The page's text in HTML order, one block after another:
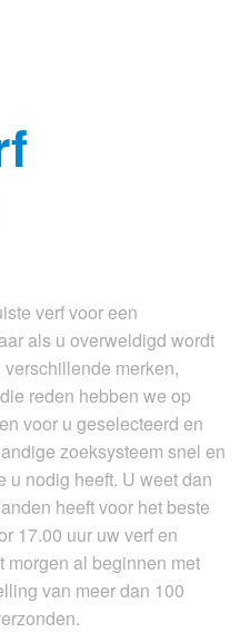
verf voor een
als u overweldigd wordt
merken,
reden hebben we op
voor u geselecteerd en
zoeksysteem snel en
u nodig heeft. U weet dan
heeft voor het beste
17.00 uur uw verf en
morgen al beginnen met
van meer dan 100